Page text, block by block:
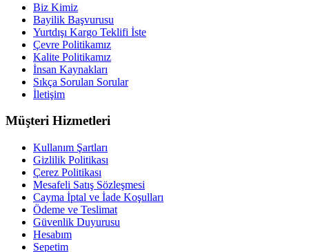
Biz Kimiz
Bayilik Başvurusu
Yurtdışı Kargo Teklifi İste
Çevre Politikamız
Kalite Politikamız
İnsan Kaynakları
Sıkça Sorulan Sorular
İletişim
Müşteri Hizmetleri
Kullanım Şartları
Gizlilik Politikası
Çerez Politikası
Mesafeli Satış Sözleşmesi
Cayma İptal ve İade Koşulları
Ödeme ve Teslimat
Güvenlik Duyurusu
Hesabım
Sepetim